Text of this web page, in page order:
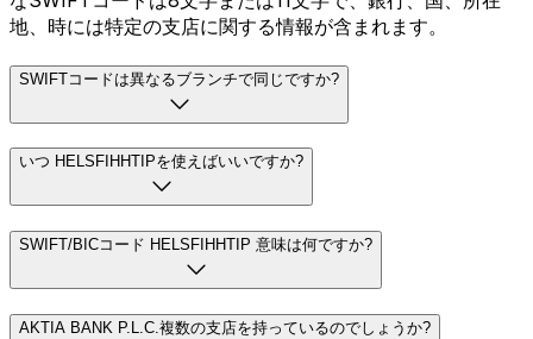
地、時には特定の支店に関する情報が含まれます。
SWIFTコードは異なるブランチで同じですか?
いつ HELSFIHHTIPを使えばいいですか?
SWIFT/BICコード HELSFIHHTIP 意味は何ですか?
AKTIA BANK P.L.C.複数の支店を持っているのでしょうか?